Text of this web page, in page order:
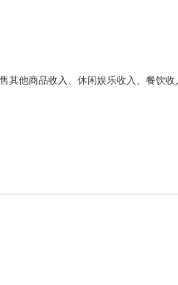
他商品收入、休闲娱乐收入、餐饮收